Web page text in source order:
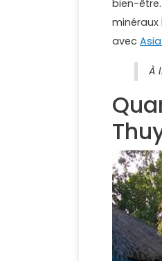
bien-
minéraux
avec
À